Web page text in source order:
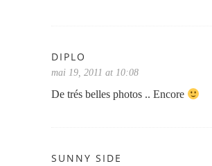
DIPLO
mai 19, 2011 at 10:08
De trés belles photos .. Encore
SUNNY SIDE